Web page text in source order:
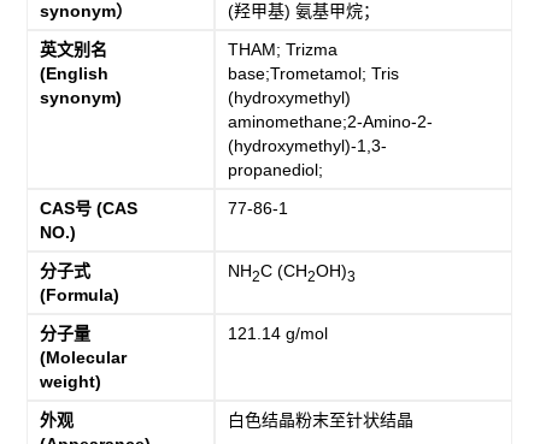
synonym）
(羟甲基) 氨基甲烷；
英文别名
(English
synonym)
THAM; Trizma
base;Trometamol; Tris
(hydroxymethyl)
aminomethane;2-Amino-2-
(hydroxymethyl)-1,3-
propanediol;
CAS号 (CAS
NO.)
77-86-1
分子式
(Formula)
NH2C (CH2OH)3
分子量
(Molecular
weight)
121.14 g/mol
外观
白色结晶粉末至针状结晶